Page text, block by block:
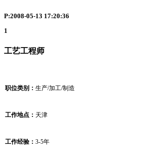
P:2008-05-13 17:20:36
1
工艺工程师
职位类别： 生产/加工/制造
工作地点： 天津
工作经验： 3-5年